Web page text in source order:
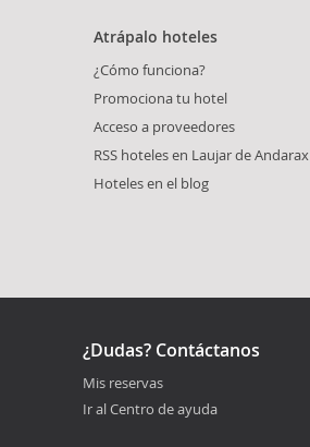
Atrápalo hoteles
¿Cómo funciona?
Promociona tu hotel
Acceso a proveedores
RSS hoteles en Laujar de Andarax
Hoteles en el blog
¿Dudas? Contáctanos
Mis reservas
Ir al Centro de ayuda